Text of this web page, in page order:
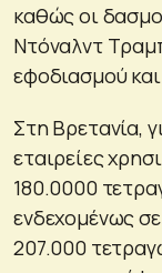
καθώς οι
Ντόναλντ
εφοδιασμού
Στη Βρετανία,
εταιρείες
180.0000
ενδεχομένως
207.000